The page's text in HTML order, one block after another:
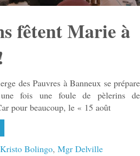
fêtent Marie à
des Pauvres à Banneux se prépare
fois une foule de pèlerins de
pour beaucoup, le « 15 août
Kristo Bolingo, Mgr Delville